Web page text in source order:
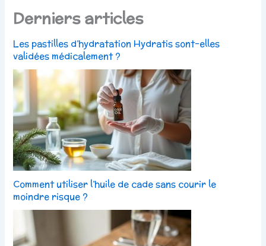
Derniers articles
Les pastilles d’hydratation Hydratis sont-elles
validées médicalement ?
Comment utiliser l’huile de cade sans courir le
moindre risque ?